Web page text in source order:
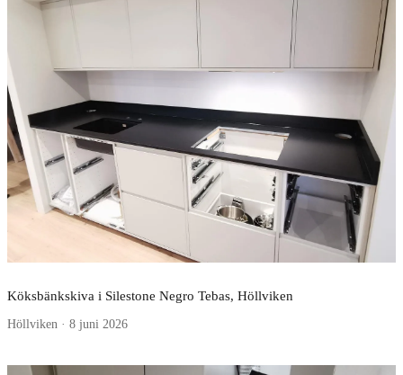
Köksbänkskiva i Silestone Negro Tebas, Höllviken
Höllviken · 8 juni 2026